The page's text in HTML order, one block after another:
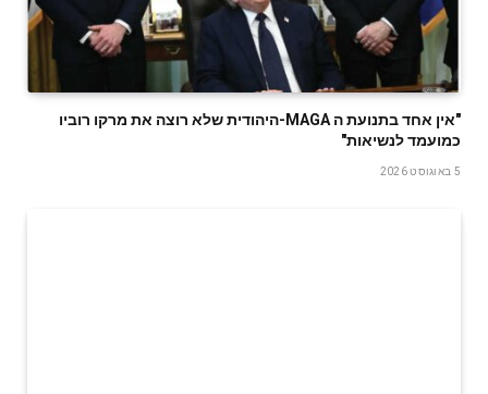
‬כמועמד‭ ‬לנשיאות‭"‬
5 באוגוסט 2026